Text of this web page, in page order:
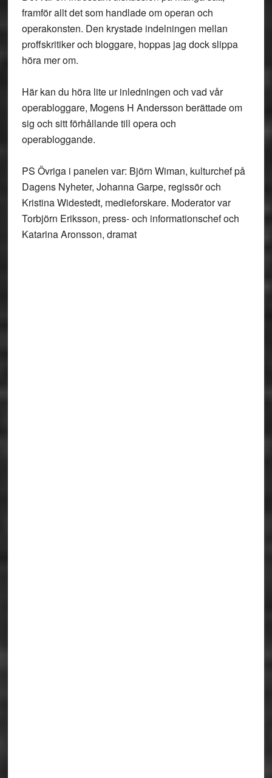
framför allt det som handlade om operan och
operakonsten. Den krystade indelningen mellan
proffskritiker och bloggare, hoppas jag dock slippa
höra mer om.
Här kan du höra lite ur inledningen och vad vår
operabloggare, Mogens H Andersson berättade om
sig och sitt förhållande till opera och
operabloggande.
PS Övriga i panelen var: Björn Wiman, kulturchef på
Dagens Nyheter, Johanna Garpe, regissör och
Kristina Widestedt, medieforskare. Moderator var
Torbjörn Eriksson, press- och informationschef och
Katarina Aronsson, dramat